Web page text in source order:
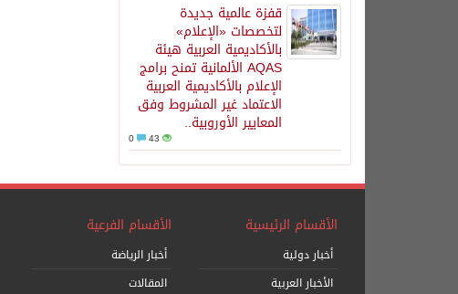
قفزة عالمية جديدة
لتخصصات «الإعلام»
بالأكاديمية العربية هيئة
AQAS الألمانية تمنح برامج
الإعلام بالأكاديمية العربية
الاعتماد غير المشروط وفق
المعايير الأوروبية..
43
الأقسام الرئيسية
أخبار دولية
الأخبار العربية
الأقسام الفرعية
أخبار الرياضة
المقالات